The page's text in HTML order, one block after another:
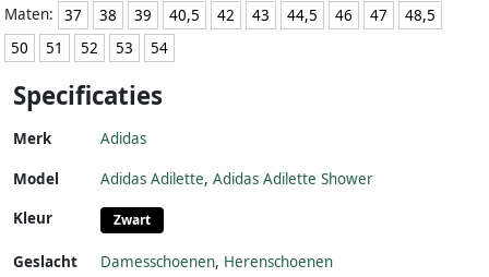
Maten:
37 38 39 40,5 42 43 44,5 46 47
48,5
50
51 52 53 54
Specificaties
Merk Adidas
Model Adidas Adilette, Adidas Adilette Shower
Kleur
Zwart
Geslacht Damesschoenen, Herenschoenen